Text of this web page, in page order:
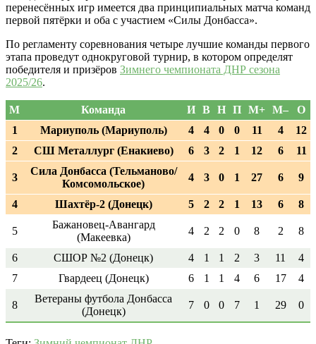
перенесённых игр имеется два принципиальных матча команд
первой пятёрки и оба с участием «Силы Донбасса».
По регламенту соревнования четыре лучшие команды первого
этапа проведут однокруговой турнир, в котором определят
победителя и призёров Зимнего чемпионата ДНР сезона
2025/26.
М Команда И В Н П М+ М–
О
1
Мариуполь (Мариуполь) 4 4 0 0 11 4
12
2
СШ Металлург (Енакиево) 6 3 2 1 12 6 11
3
Сила Донбасса (Тельманово/
Комсомольское)
4 3 0 1 27 6 9
4 Шахтёр-2 (Донецк) 5 2 2 1 13 6 8
5
Бажановец-Авангард
(Макеевка)
4 2 2 0 8 2 8
6 СШОР №2 (Донецк) 4 1 1 2 3 11
4
7
Гвардеец (Донецк) 6 1 1 4 6 17 4
8
Ветераны футбола Донбасса
(Донецк)
7 0 0 7 1 29 0